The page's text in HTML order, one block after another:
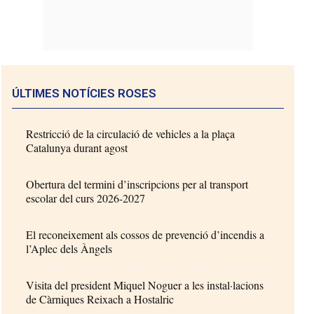
ÚLTIMES NOTÍCIES ROSES
Restricció de la circulació de vehicles a la plaça
Catalunya durant agost
Obertura del termini d’inscripcions per al transport
escolar del curs 2026-2027
El reconeixement als cossos de prevenció d’incendis a
l’Aplec dels Àngels
Visita del president Miquel Noguer a les instal·lacions
de Càrniques Reixach a Hostalric